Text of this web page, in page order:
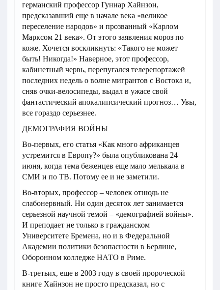
германский профессор Гуннар Хайнзон,
предсказавший еще в начале века «великое
переселение народов» и прозванный «Карлом
Марксом 21 века». От этого заявления мороз по
коже. Хочется воскликнуть: «Такого не может
быть! Никогда!» Наверное, этот профессор,
кабинетный червь, перепугался телерепортажей
последних недель о волне мигрантов с Востока и,
сняв очки-велосипеды, выдал в ужасе свой
фантастический апокалипсический прогноз… Увы,
все гораздо серьезнее.
ДЕМОГРАФИЯ ВОЙНЫ
Во-первых, его статья «Как много африканцев
устремится в Европу?» была опубликована 24
июня, когда тема беженцев еще мало мелькала в
СМИ и по ТВ. Потому ее и не заметили.
Во-вторых, профессор – человек отнюдь не
слабонервный. Ни один десяток лет занимается
серьезной научной темой – «демографией войны».
И преподает не только в гражданском
Университете Бремена, но и в Федеральной
Академии политики безопасности в Берлине,
Оборонном колледже НАТО в Риме.
В-третьих, еще в 2003 году в своей пророческой
книге Хайнзон не просто предсказал, но с